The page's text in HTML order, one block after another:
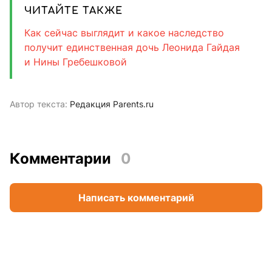
ЧИТАЙТЕ ТАКЖЕ
Как сейчас выглядит и какое наследство
получит единственная дочь Леонида Гайдая
и Нины Гребешковой
Автор текста: Редакция Parents.ru
Комментарии 0
Написать комментарий